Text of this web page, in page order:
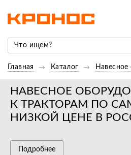
Главная Каталог Навесное
НАВЕСНОЕ
К ТРАКТОРАМ ПО
НИЗКОЙ ЦЕНЕ В
Подробнее